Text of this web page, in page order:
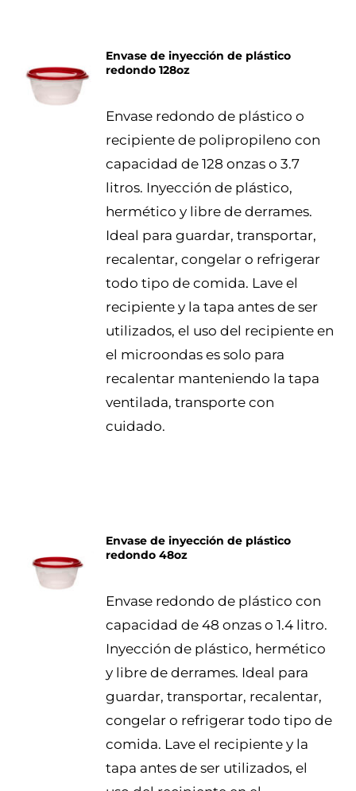
DETALLES
Envase de inyección de plástico
redondo 128oz
Envase redondo de plástico o
recipiente de polipropileno con
capacidad de 128 onzas o 3.7
litros. Inyección de plástico,
hermético y libre de derrames.
Ideal para guardar, transportar,
recalentar, congelar o refrigerar
todo tipo de comida. Lave el
recipiente y la tapa antes de ser
utilizados, el uso del recipiente en
el microondas es solo para
recalentar manteniendo la tapa
ventilada, transporte con
cuidado.
DETALLES
Envase de inyección de plástico
redondo 48oz
Envase redondo de plástico con
capacidad de 48 onzas o 1.4 litro.
Inyección de plástico, hermético
y libre de derrames. Ideal para
guardar, transportar, recalentar,
congelar o refrigerar todo tipo de
comida. Lave el recipiente y la
tapa antes de ser utilizados, el